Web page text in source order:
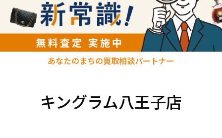
キングラム八王子店
あなたのまちの買取相談パートナー